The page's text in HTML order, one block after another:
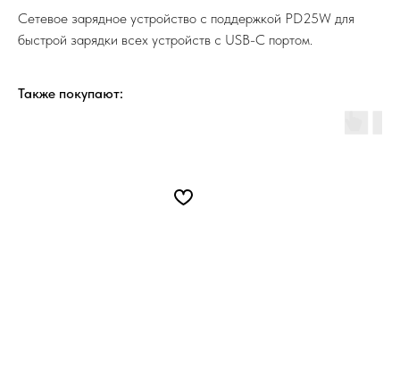
Сетевое зарядное устройство с поддержкой PD25W для
быстрой зарядки всех устройств с USB-C портом.
Также покупают: